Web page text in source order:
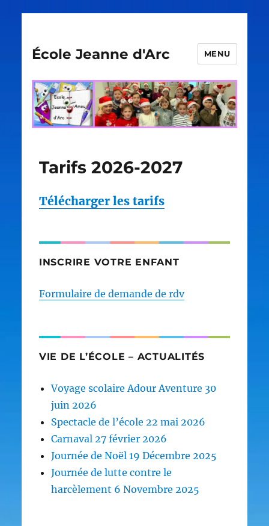
École Jeanne d'Arc MENU
Tarifs 2026-2027
Télécharger les tarifs
INSCRIRE VOTRE ENFANT
Formulaire de demande de rdv
VIE DE L’ÉCOLE – ACTUALITÉS
Voyage scolaire Adour Aventure 30
juin 2026
Spectacle de l’école 22 mai 2026
Carnaval 27 février 2026
Journée de Noël 19 Décembre 2025
Journée de lutte contre le
harcèlement 6 Novembre 2025